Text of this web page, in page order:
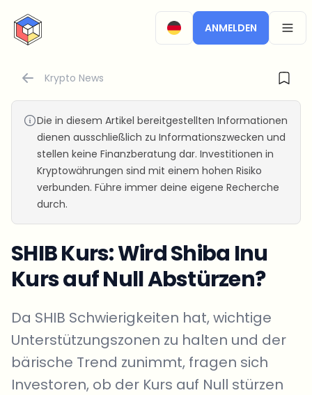
CryptoTicker
ANMELDEN
Krypto News
Die in diesem Artikel bereitgestellten Informationen
dienen ausschließlich zu Informationszwecken und
stellen keine Finanzberatung dar. Investitionen in
Kryptowährungen sind mit einem hohen Risiko
verbunden. Führe immer deine eigene Recherche
durch.
SHIB Kurs: Wird Shiba Inu
Kurs auf Null Abstürzen?
Da SHIB Schwierigkeiten hat, wichtige
Unterstützungszonen zu halten und der
bärische Trend zunimmt, fragen sich
Investoren, ob der Kurs auf Null stürzen